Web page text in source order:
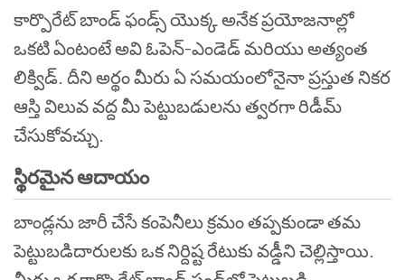
కార్పొరేట్ బాండ్ ఫండ్స్ యొక్క అనేక ప్రయోజనాల్లో
ఒకటి ఏంటంటే అవి ఓపెన్-ఎండెడ్ మరియు అత్యంత
లిక్విడ్. దీని అర్థం మీరు ఏ సమయంలోనైనా ప్రస్తుత నికర
ఆస్తి విలువ వద్ద మీ పెట్టుబడులను త్వరగా రిడీమ్
చేసుకోవచ్చు.
స్థిరమైన ఆదాయం
బాండ్లను జారీ చేసే కంపెనీలు క్రమం తప్పకుండా తమ
పెట్టుబడిదారులకు ఒక నిర్దిష్ట రేటుకు వడ్డీని చెల్లిస్తాయి.